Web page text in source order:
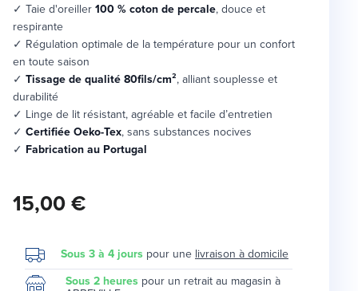
✓ Taie d'oreiller100 % coton de percale, douce et
respirante
✓ Régulation optimale de la température pour un confort
en toute saison
✓ Tissage de qualité 80fils/cm², alliant souplesse et
durabilité
✓ Linge de lit résistant, agréable et facile d’entretien
✓ Certifiée Oeko-Tex, sans substances nocives
✓ Fabrication au Portugal
15,00 €
Sous 3 à 4 jours pour unelivraison à domicile
Sous 2 heures pour un retrait au magasin à